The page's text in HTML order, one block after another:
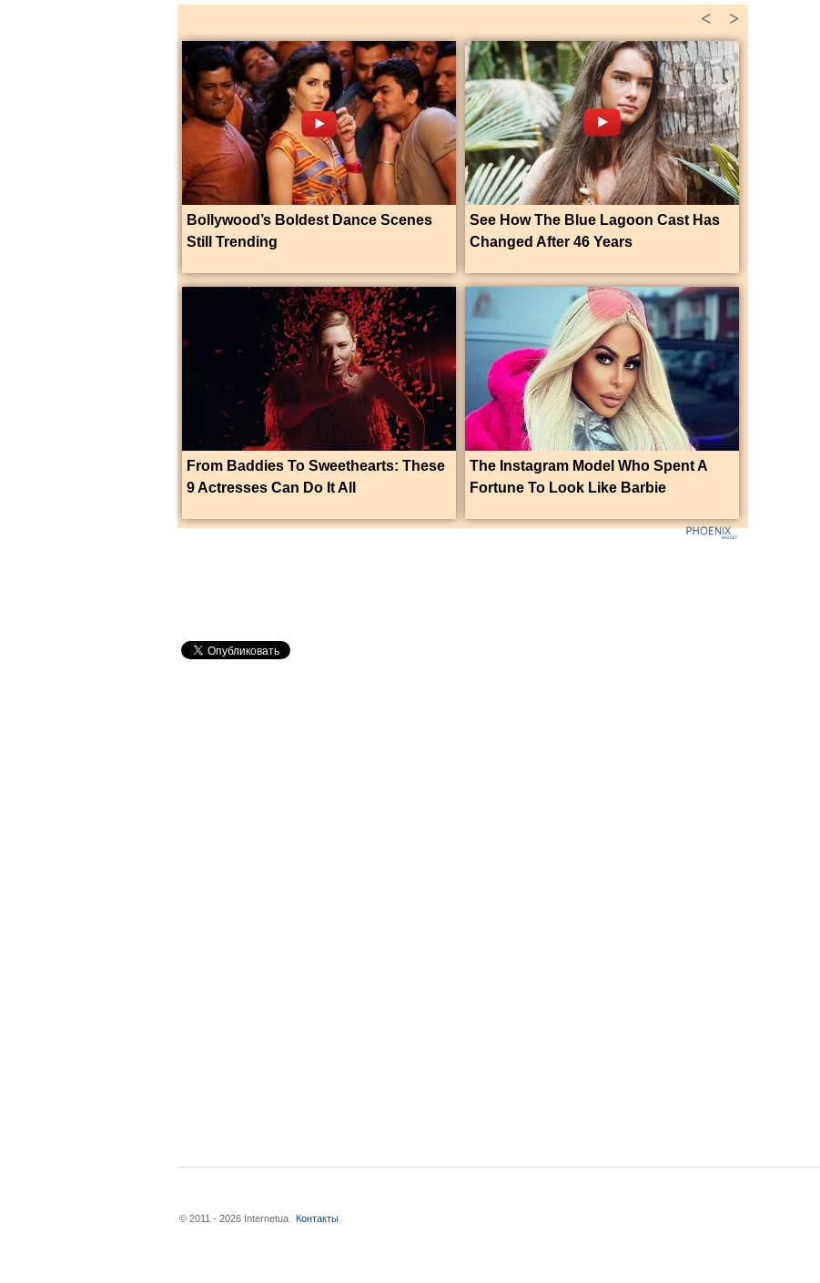
>
<
Bollywood’s Boldest Dance Scenes
Still Trending
See How The Blue Lagoon Cast Has
Changed After 46 Years
From Baddies To Sweethearts: These
9 Actresses Can Do It All
The Instagram Model Who Spent A
Fortune To Look Like Barbie
© 2011 - 2026 Internetua Контакты